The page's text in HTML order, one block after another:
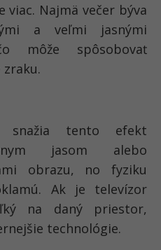
viac. Najmä večer býva
a veľmi jasnými
môže spôsobovať
snažia tento efekt
jasom alebo
obrazu, no fyziku
Ak je televízor
na daný priestor,
technológie.